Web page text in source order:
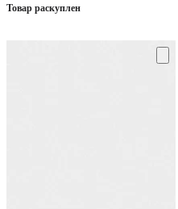
Товар раскуплен